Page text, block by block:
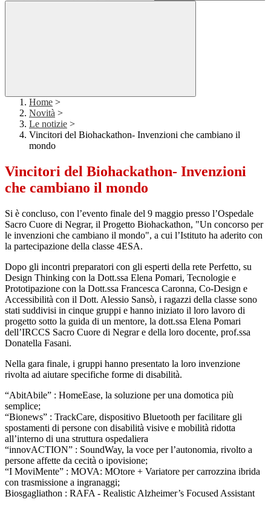
Home >
Novità >
Le notizie >
Vincitori del Biohackathon- Invenzioni che cambiano il
mondo
Vincitori del Biohackathon- Invenzioni
che cambiano il mondo
Si è concluso, con l’evento finale del 9 maggio presso l’Ospedale
Sacro Cuore di Negrar, il Progetto Biohackathon, "Un concorso per
le invenzioni che cambiano il mondo", a cui l’Istituto ha aderito con
la partecipazione della classe 4ESA.
Dopo gli incontri preparatori con gli esperti della rete Perfetto, su
Design Thinking con la Dott.ssa Elena Pomari, Tecnologie e
Prototipazione con la Dott.ssa Francesca Caronna, Co-Design e
Accessibilità con il Dott. Alessio Sansò, i ragazzi della classe sono
stati suddivisi in cinque gruppi e hanno iniziato il loro lavoro di
progetto sotto la guida di un mentore, la dott.ssa Elena Pomari
dell’IRCCS Sacro Cuore di Negrar e della loro docente, prof.ssa
Donatella Fasani.
Nella gara finale, i gruppi hanno presentato la loro invenzione
rivolta ad aiutare specifiche forme di disabilità.
“AbitAbile” : HomeEase, la soluzione per una domotica più
semplice;
“Bionews” : TrackCare, dispositivo Bluetooth per facilitare gli
spostamenti di persone con disabilità visive e mobilità ridotta
all’interno di una struttura ospedaliera
“innovACTION” : SoundWay, la voce per l’autonomia, rivolto a
persone affette da cecità o ipovisione;
“I MoviMente” : MOVA: MOtore + Variatore per carrozzina ibrida
con trasmissione a ingranaggi;
Biosgagliathon : RAFA - Realistic Alzheimer’s Focused Assistant